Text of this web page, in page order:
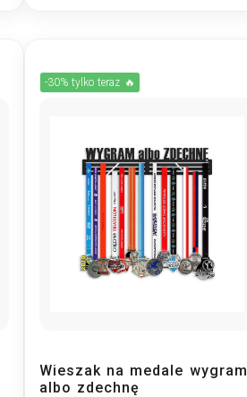
-30% tylko teraz 🔥
Wieszak na medale wygram
albo zdechnę